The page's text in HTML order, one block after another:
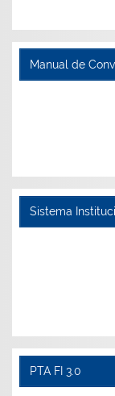
Manual de
Sistema
PTA FI 3.0